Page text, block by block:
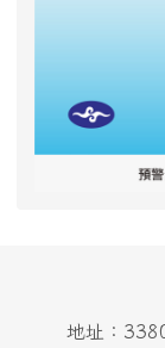
地址：